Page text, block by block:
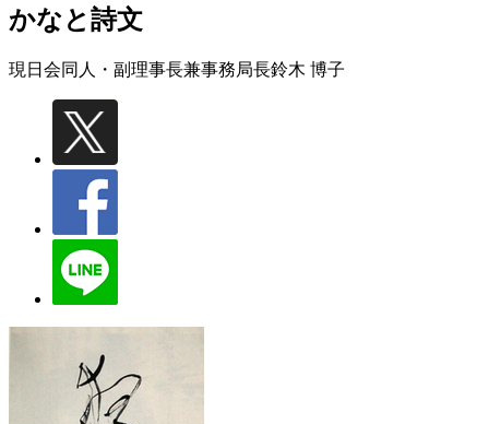
かなと詩文
現日会同人・副理事長兼事務局長鈴木 博子